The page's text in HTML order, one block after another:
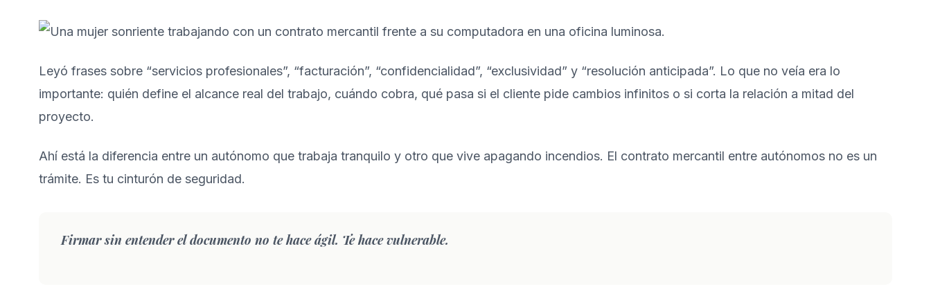
Leyó frases sobre “servicios profesionales”, “facturación”, “confidencialidad”, “exclusividad” y “resolución anticipada”. Lo que no veía era lo
importante: quién define el alcance real del trabajo, cuándo cobra, qué pasa si el cliente pide cambios infinitos o si corta la relación a mitad del
proyecto.
Ahí está la diferencia entre un autónomo que trabaja tranquilo y otro que vive apagando incendios. El contrato mercantil entre autónomos no es un
trámite. Es tu cinturón de seguridad.
Firmar sin entender el documento no te hace ágil. Te hace vulnerable.